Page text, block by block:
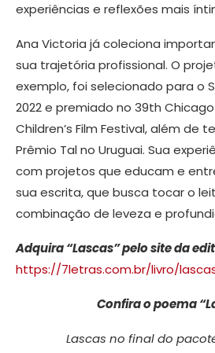
experiências e reflexões mais
Ana Victoria já coleciona
sua trajetória profissional. O
exemplo, foi selecionado para o
2022 e premiado no 39th
Children’s Film Festival, além de
Prêmio Tal no Uruguai. Sua
com projetos que educam e
sua escrita, que busca tocar o
combinação de leveza e
Adquira “Lascas” pelo site da
https://7letras.com.br/livro/
Confira o poema
Lascas no final do